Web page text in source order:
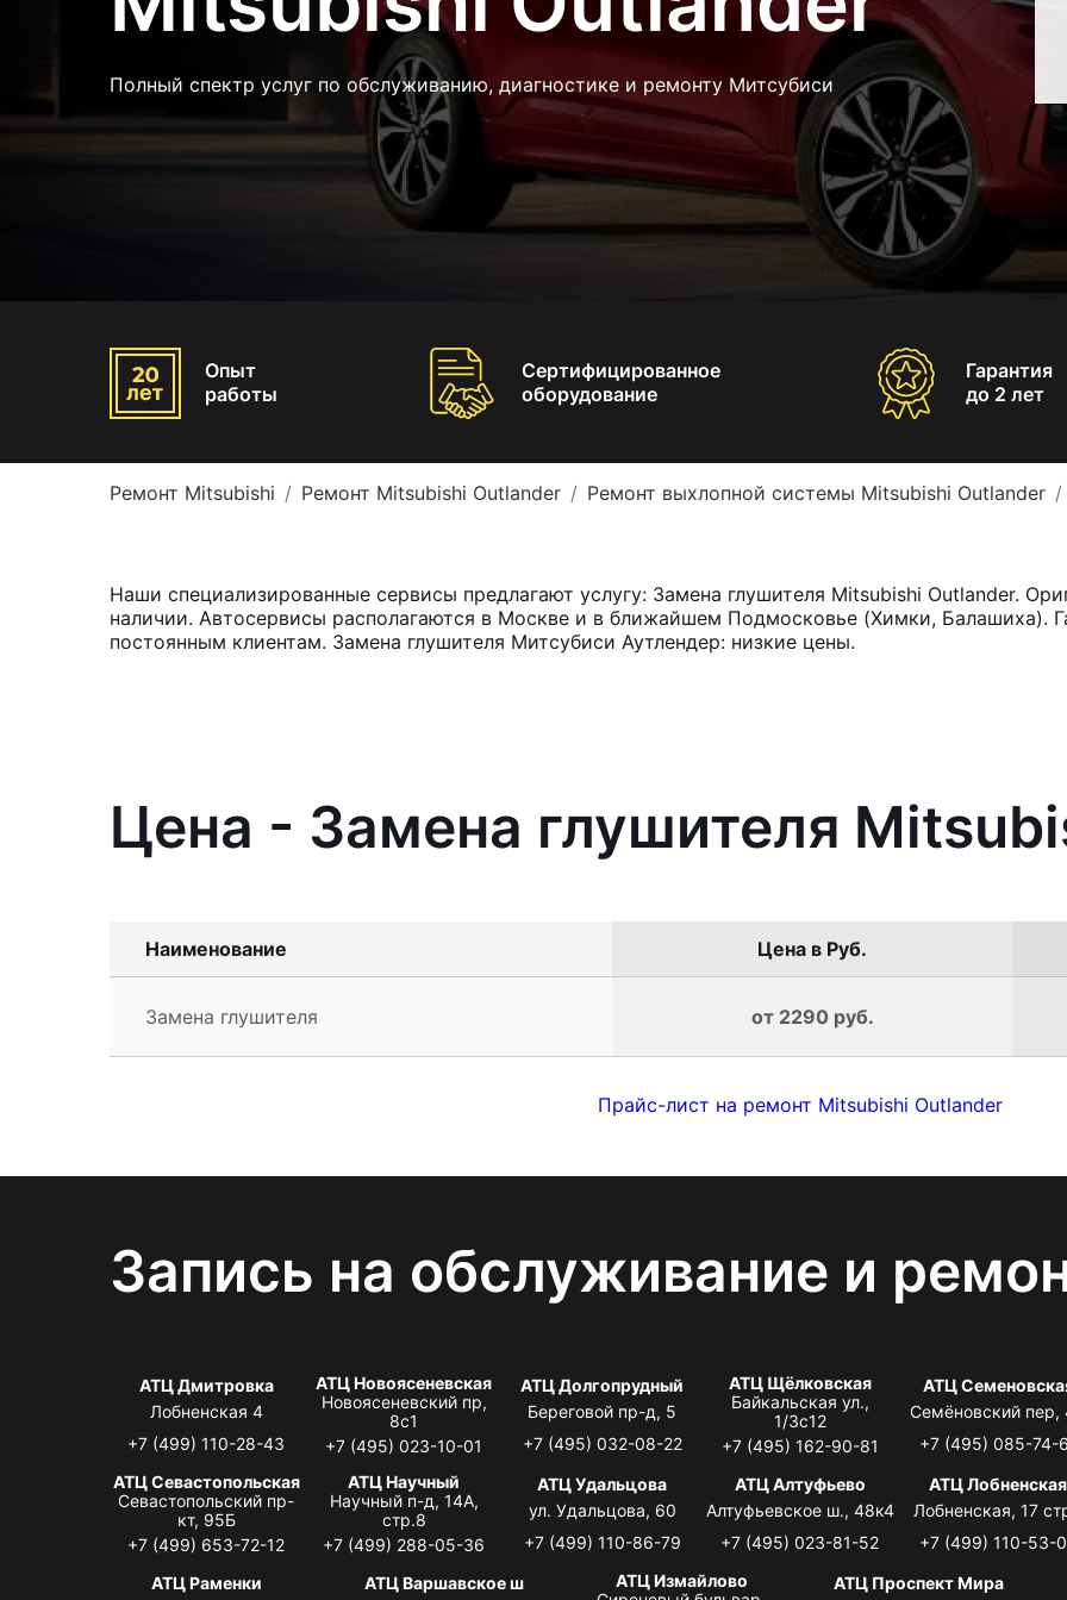
Полный спектр услуг по обслуживанию, диагностике и ремонту Митсубиси
Опыт
работы
Сертифицированное
оборудование
Гарантия
до 2 лет
Ремонт Mitsubishi Ремонт Mitsubishi Outlander Ремонт выхлопной системы Mitsubishi Outlander
Наши специализированные сервисы предлагают услугу: Замена глушителя Mitsubishi Outlander.
наличии. Автосервисы располагаются в Москве и в ближайшем Подмосковье (Химки, Балашиха).
постоянным клиентам. Замена глушителя Митсубиси Аутлендер: низкие цены.
Цена - Замена глушителя
Наименование Цена в Руб.
Замена глушителя от 2290 руб.
Прайс-лист на ремонт Mitsubishi Outlander
Запись на обслуживание и
АТЦ Дмитровка
Лобненская 4
+7 (499) 110-28-43
АТЦ Новоясеневская
Новоясеневский пр,
8с1
+7 (495) 023-10-01
АТЦ Долгопрудный
Береговой пр-д, 5
+7 (495) 032-08-22
АТЦ Щёлковская
Байкальская ул.,
1/3с12
+7 (495) 162-90-81
АТЦ
Семёновский пер,
+7 (495) 085-74-
АТЦ Севастопольская
Севастопольский пр-
кт, 95Б
+7 (499) 653-72-12
АТЦ Научный
Научный п-д, 14А,
стр.8
+7 (499) 288-05-36
АТЦ Удальцова
ул. Удальцова, 60
+7 (499) 110-86-79
АТЦ Алтуфьево
Алтуфьевское ш., 48к4
+7 (495) 023-81-52
АТЦ Лобненская
Лобненская, 17
+7 (499) 110-53-
АТЦ Раменки
АТЦ Варшавское ш
АТЦ Измайлово
АТЦ Проспект Мира